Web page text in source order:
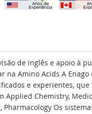
de inglês e apoio à
Amino Acids A Enago
e experientes,
Chemistry,
Os